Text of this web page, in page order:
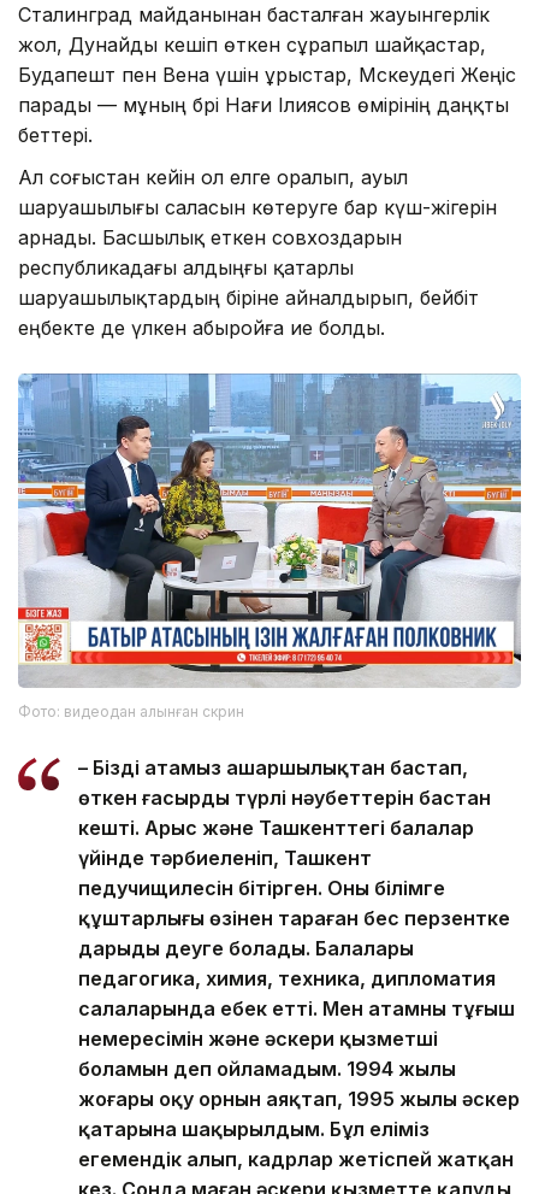
Сталинград майданынан басталған жауынгерлік
жол, Дунайды кешіп өткен сұрапыл шайқастар,
Будапешт пен Вена үшін ұрыстар, Мәскеудегі Жеңіс
парады — мұның бәрі Нағи Ілиясов өмірінің даңқты
беттері.
Ал соғыстан кейін ол елге оралып, ауыл
шаруашылығы саласын көтеруге бар күш-жігерін
арнады. Басшылық еткен совхоздарын
республикадағы алдыңғы қатарлы
шаруашылықтардың біріне айналдырып, бейбіт
еңбекте де үлкен абыройға ие болды.
Фото: видеодан алынған скрин
– Біздің атамыз ашаршылықтан бастап,
өткен ғасырдың түрлі нәубеттерін бастан
кешті. Арыс және Ташкенттегі балалар
үйінде тәрбиеленіп, Ташкент
педучищилесін бітірген. Оның білімге
құштарлығы өзінен тараған бес перзентке
дарыды деуге болады. Балалары
педагогика, химия, техника, дипломатия
салаларында еңбек етті. Мен атамның тұңғыш
немересімін және әскери қызметші
боламын деп ойламадым. 1994 жылы
жоғары оқу орнын аяқтап, 1995 жылы әскер
қатарына шақырылдым. Бұл еліміз
егемендік алып, кадрлар жетіспей жатқан